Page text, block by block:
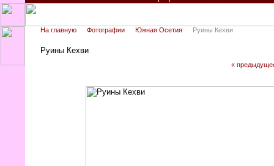
На главную Фотографии Южная Осетия Руины Кехви
Руины Кехви
«